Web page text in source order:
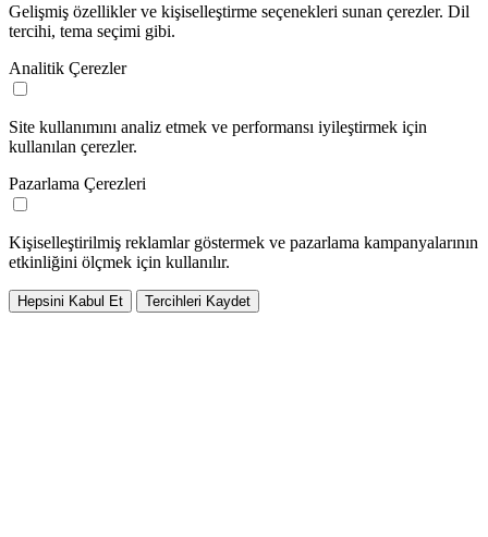
Gelişmiş özellikler ve kişiselleştirme seçenekleri sunan çerezler. Dil
tercihi, tema seçimi gibi.
Analitik Çerezler
Site kullanımını analiz etmek ve performansı iyileştirmek için
kullanılan çerezler.
Pazarlama Çerezleri
Kişiselleştirilmiş reklamlar göstermek ve pazarlama kampanyalarının
etkinliğini ölçmek için kullanılır.
Hepsini Kabul Et Tercihleri Kaydet